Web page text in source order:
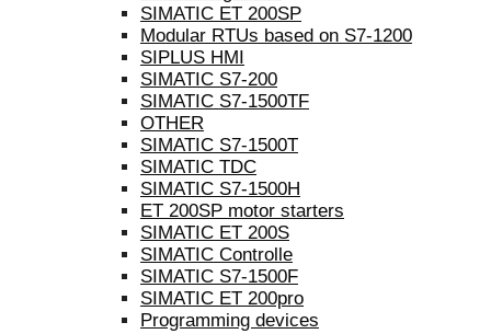
SIMATIC ET 200SP
Modular RTUs based on S7-1200
SIPLUS HMI
SIMATIC S7-200
SIMATIC S7-1500TF
OTHER
SIMATIC S7-1500T
SIMATIC TDC
SIMATIC S7-1500H
ET 200SP motor starters
SIMATIC ET 200S
SIMATIC Controlle
SIMATIC S7-1500F
SIMATIC ET 200pro
Programming devices